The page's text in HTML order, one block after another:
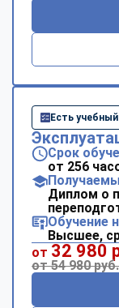
Есть
Срок
от 256
Диплом о
Обучение
Высшее,
от 32 980
от 54 980 руб.